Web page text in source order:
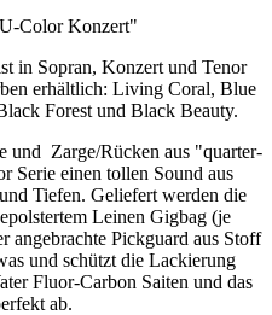
Color Konzert"
in Sopran, Konzert und Tenor
erhältlich: Living Coral, Blue
Forest und Black Beauty.
und Zarge/Rücken aus "quarter-
Serie einen tollen Sound aus
Tiefen. Geliefert werden die
Leinen Gigbag (je
angebrachte Pickguard aus Stoff
und schützt die Lackierung
Fluor-Carbon Saiten und das
ab.